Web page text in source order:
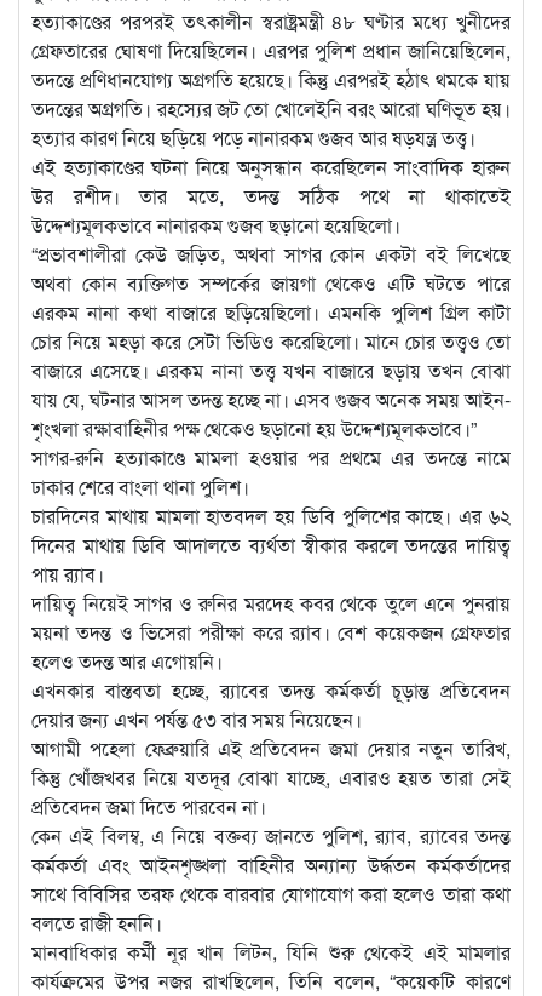
হত্যাকাণ্ডের পরপরই তৎকালীন স্বরাষ্ট্রমন্ত্রী ৪৮ ঘণ্টার মধ্যে খুনীদের
গ্রেফতারের ঘোষণা দিয়েছিলেন। এরপর পুলিশ প্রধান জানিয়েছিলেন,
তদন্তে প্রণিধানযোগ্য অগ্রগতি হয়েছে। কিন্তু এরপরই হঠাৎ থমকে যায়
তদন্তের অগ্রগতি। রহস্যের জট তো খোলেইনি বরং আরো ঘণিভূত হয়।
হত্যার কারণ নিয়ে ছড়িয়ে পড়ে নানারকম গুজব আর ষড়যন্ত্র তত্ত্ব।
এই হত্যাকাণ্ডের ঘটনা নিয়ে অনুসন্ধান করেছিলেন সাংবাদিক হারুন
উর রশীদ। তার মতে, তদন্ত সঠিক পথে না থাকাতেই
উদ্দেশ্যমূলকভাবে নানারকম গুজব ছড়ানো হয়েছিলো।
“প্রভাবশালীরা কেউ জড়িত, অথবা সাগর কোন একটা বই লিখেছে
অথবা কোন ব্যক্তিগত সম্পর্কের জায়গা থেকেও এটি ঘটতে পারে
এরকম নানা কথা বাজারে ছড়িয়েছিলো। এমনকি পুলিশ গ্রিল কাটা
চোর নিয়ে মহড়া করে সেটা ভিডিও করেছিলো। মানে চোর তত্ত্বও তো
বাজারে এসেছে। এরকম নানা তত্ত্ব যখন বাজারে ছড়ায় তখন বোঝা
যায় যে, ঘটনার আসল তদন্ত হচ্ছে না। এসব গুজব অনেক সময় আইন-
শৃংখলা রক্ষাবাহিনীর পক্ষ থেকেও ছড়ানো হয় উদ্দেশ্যমূলকভাবে।”
সাগর-রুনি হত্যাকাণ্ডে মামলা হওয়ার পর প্রথমে এর তদন্তে নামে
ঢাকার শেরে বাংলা থানা পুলিশ।
চারদিনের মাথায় মামলা হাতবদল হয় ডিবি পুলিশের কাছে। এর ৬২
দিনের মাথায় ডিবি আদালতে ব্যর্থতা স্বীকার করলে তদন্তের দায়িত্ব
পায় র‍্যাব।
দায়িত্ব নিয়েই সাগর ও রুনির মরদেহ কবর থেকে তুলে এনে পুনরায়
ময়না তদন্ত ও ভিসেরা পরীক্ষা করে র‍্যাব। বেশ কয়েকজন গ্রেফতার
হলেও তদন্ত আর এগোয়নি।
এখনকার বাস্তবতা হচ্ছে, র‍্যাবের তদন্ত কর্মকর্তা চূড়ান্ত প্রতিবেদন
দেয়ার জন্য এখন পর্যন্ত ৫৩ বার সময় নিয়েছেন।
আগামী পহেলা ফেব্রুয়ারি এই প্রতিবেদন জমা দেয়ার নতুন তারিখ,
কিন্তু খোঁজখবর নিয়ে যতদূর বোঝা যাচ্ছে, এবারও হয়ত তারা সেই
প্রতিবেদন জমা দিতে পারবেন না।
কেন এই বিলম্ব, এ নিয়ে বক্তব্য জানতে পুলিশ, র‍্যাব, র‍্যাবের তদন্ত
কর্মকর্তা এবং আইনশৃঙ্খলা বাহিনীর অন্যান্য উর্দ্ধতন কর্মকর্তাদের
সাথে বিবিসির তরফ থেকে বারবার যোগাযোগ করা হলেও তারা কথা
বলতে রাজী হননি।
মানবাধিকার কর্মী নূর খান লিটন, যিনি শুরু থেকেই এই মামলার
কার্যক্রমের উপর নজর রাখছিলেন, তিনি বলেন, “কয়েকটি কারণে